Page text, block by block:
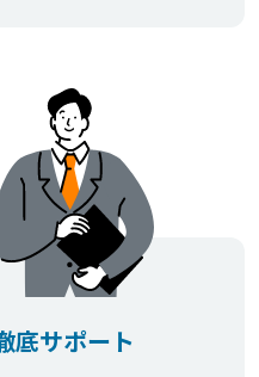
底サポート